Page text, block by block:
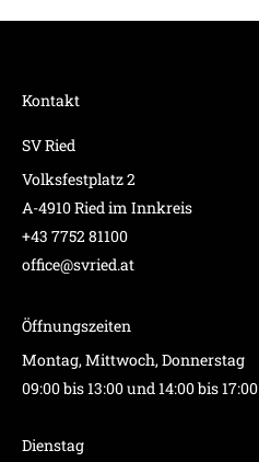
Kontakt
SV Ried
Volksfestplatz 2
A-4910 Ried im Innkreis
+43 7752 81100
office@svried.at
Öffnungszeiten
Montag, Mittwoch, Donnerstag
09:00 bis 13:00 und 14:00 bis 17:00
Dienstag